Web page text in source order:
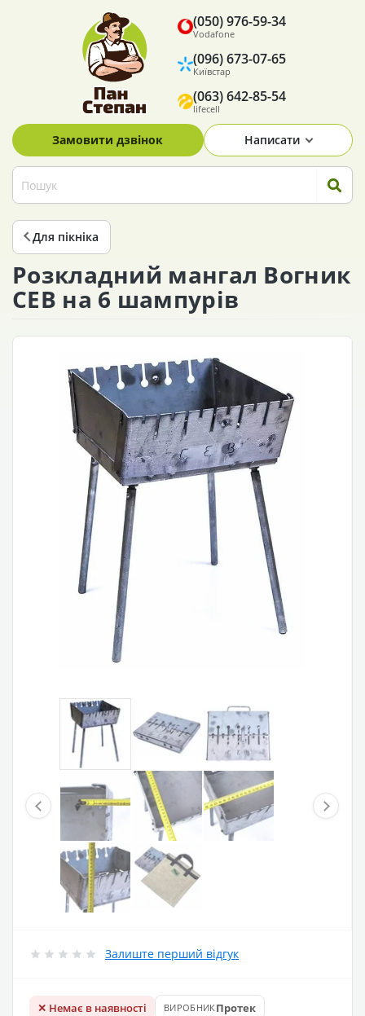
Vodafone
(050) 976-59-34
Київстар
(096) 673-07-65
lifecell
(063) 642-85-54
Замовити дзвінок Написати
Для пікніка
Розкладний мангал Вогник
СЕВ на 6 шампурів
Залиште перший відгук
✕ Немає в наявності ВИРОБНИКПротек